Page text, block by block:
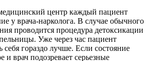
центр каждый пациент
у врача-нарколога. В случае обычного
проводится процедура детоксикации
Уже через час пациент
себя гораздо лучше. Если состояние
и врач подозревает серьезные